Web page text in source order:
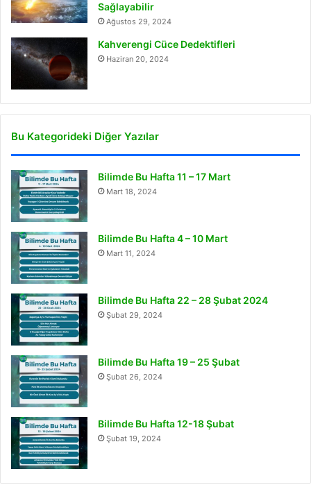
Sağlayabilir
Ağustos 29, 2024
Kahverengi Cüce Dedektifleri
Haziran 20, 2024
Bu Kategorideki Diğer Yazılar
Bilimde Bu Hafta 11 – 17 Mart
Mart 18, 2024
Bilimde Bu Hafta 4 – 10 Mart
Mart 11, 2024
Bilimde Bu Hafta 22 – 28 Şubat 2024
Şubat 29, 2024
Bilimde Bu Hafta 19 – 25 Şubat
Şubat 26, 2024
Bilimde Bu Hafta 12-18 Şubat
Şubat 19, 2024